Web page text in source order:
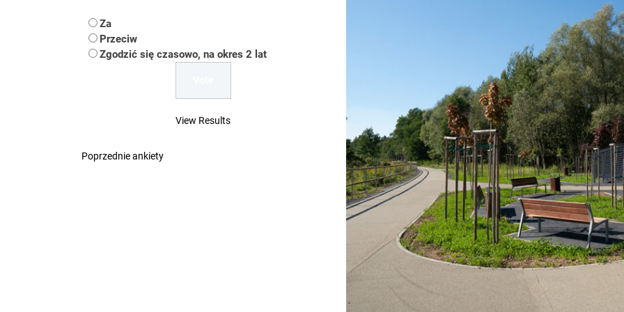
Ilu mieszkańców ma Rybnik?
Dość komentowania kolejnych afer w ochronie zdrowia — czas zacząć mówić o
Za
Przeciw
Zgodzić się czasowo, na okres 2 lat
View Results
Poprzednie ankiety